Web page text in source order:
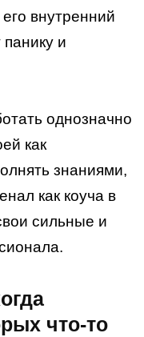
внутренний
и
однозначно
как
знаниями,
как коуча в
сильные и
что-то